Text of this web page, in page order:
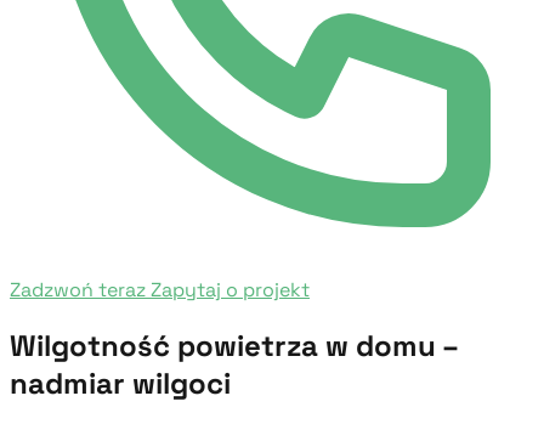
Zadzwoń terazZapytaj o projekt
Wilgotność powietrza w domu –
nadmiar wilgoci